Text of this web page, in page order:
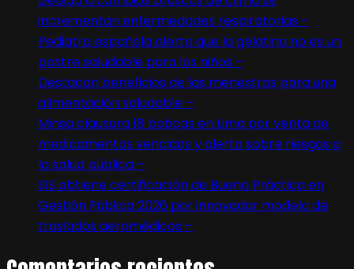
incrementan enfermedades respiratorias –
Pediatra española alerta que la gelatina no es un
postre saludable para los niños –
Destacan beneficios de las menestras para una
alimentación saludable –
Minsa clausura 18 boticas en Lima por venta de
medicamentos vencidos y alerta sobre riesgos a
la salud pública –
SIS obtiene certificación de Buena Práctica en
Gestión Pública 2026 por innovador modelo de
traslados aeromédicos –